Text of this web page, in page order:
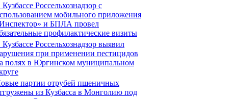
Россельхознадзор с
мобильного приложения
и БПЛА провел
профилактические визиты
Россельхознадзор выявил
при применении пестицидов
полях в Юргинском муниципальном
партии отрубей пшеничных
из Кузбасса в Монголию под